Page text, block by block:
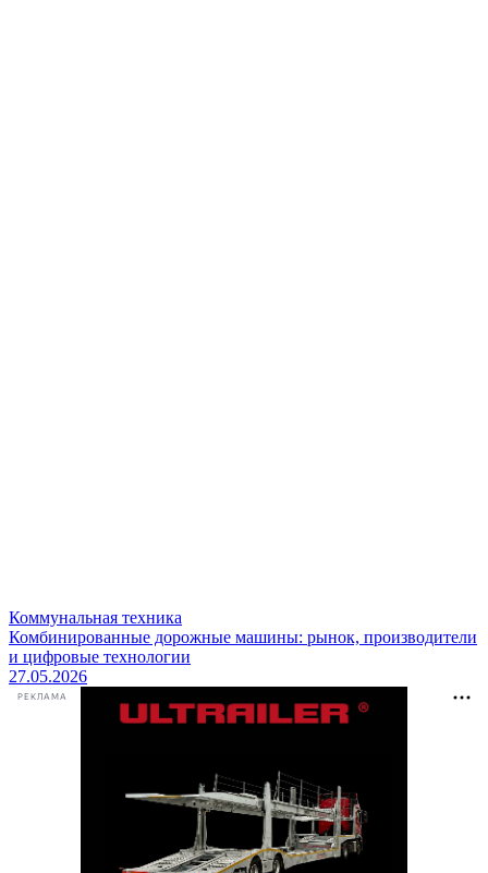
Коммунальная техника
Комбинированные дорожные машины: рынок, производители
и цифровые технологии
27.05.2026
РЕКЛАМА